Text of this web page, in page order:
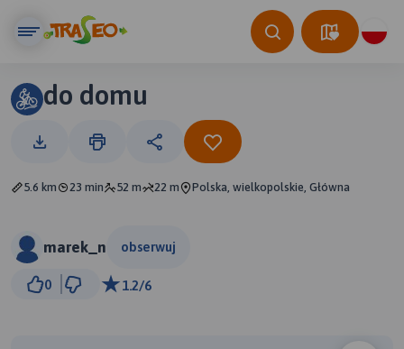
do domu
5.6 km 23 min 52 m 22 m Polska, wielkopolskie, Główna
marek_n obserwuj
0 1.2/6